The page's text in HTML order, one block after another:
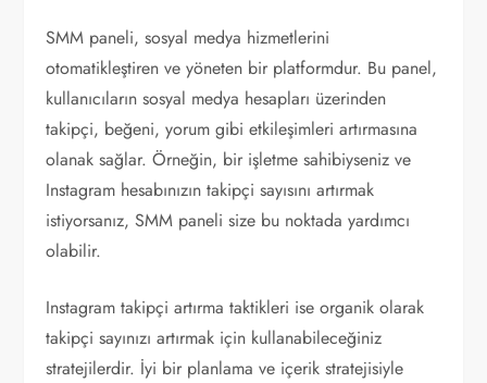
SMM paneli, sosyal medya hizmetlerini
otomatikleştiren ve yöneten bir platformdur. Bu panel,
kullanıcıların sosyal medya hesapları üzerinden
takipçi, beğeni, yorum gibi etkileşimleri artırmasına
olanak sağlar. Örneğin, bir işletme sahibiyseniz ve
Instagram hesabınızın takipçi sayısını artırmak
istiyorsanız, SMM paneli size bu noktada yardımcı
olabilir.
Instagram takipçi artırma taktikleri ise organik olarak
takipçi sayınızı artırmak için kullanabileceğiniz
stratejilerdir. İyi bir planlama ve içerik stratejisiyle